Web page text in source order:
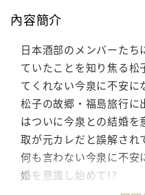
內容簡介
日本酒部のメンバーた
ていたことを知り焦る松
てくれない今泉に不安に
松子の故郷・福島旅行に
はついに今泉との結婚
取が元カレだと誤解され
何も言わない今泉に不安
婚を意識し始めて!?